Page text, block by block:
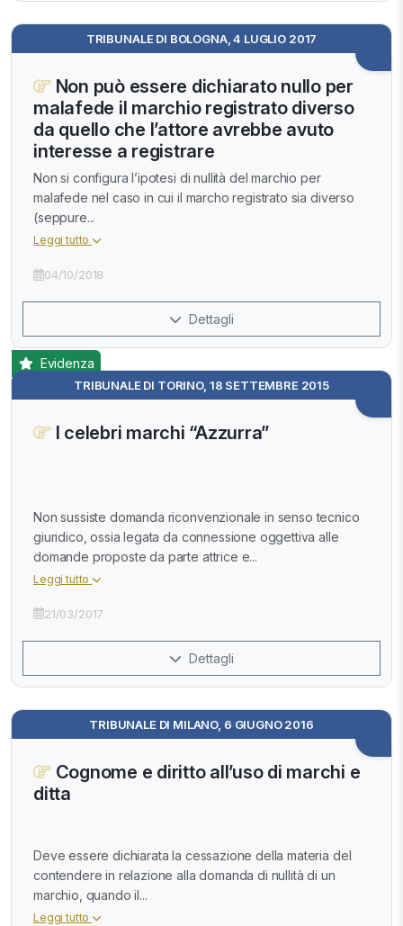
TRIBUNALE DI BOLOGNA, 4 LUGLIO 2017
Non può essere dichiarato nullo per
malafede il marchio registrato diverso
da quello che l’attore avrebbe avuto
interesse a registrare
Non si configura l’ipotesi di nullità del marchio per
malafede nel caso in cui il marcho registrato sia diverso
(seppure...
Leggi tutto
04/10/2018
Dettagli
TRIBUNALE DI TORINO, 18 SETTEMBRE 2015
Evidenza
I celebri marchi “Azzurra”
Non sussiste domanda riconvenzionale in senso tecnico
giuridico, ossia legata da connessione oggettiva alle
domande proposte da parte attrice e...
Leggi tutto
21/03/2017
Dettagli
TRIBUNALE DI MILANO, 6 GIUGNO 2016
Cognome e diritto all’uso di marchi e
ditta
Deve essere dichiarata la cessazione della materia del
contendere in relazione alla domanda di nullità di un
marchio, quando il...
Leggi tutto